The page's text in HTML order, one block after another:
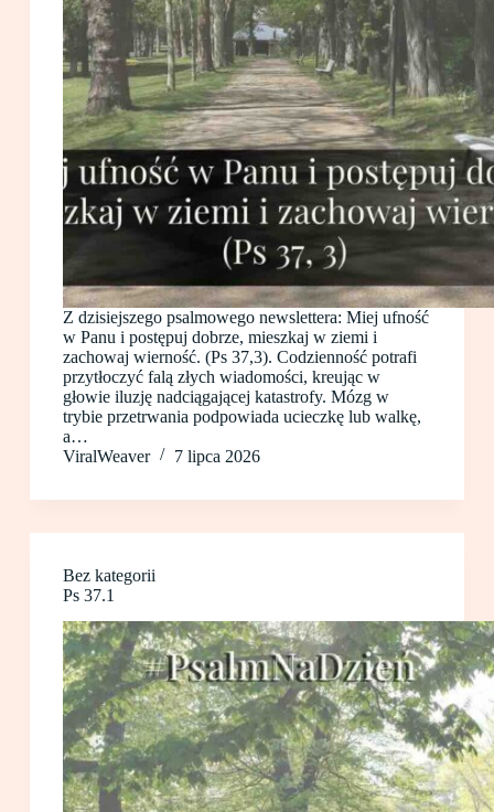
Z dzisiejszego psalmowego newslettera: Miej ufność
w Panu i postępuj dobrze, mieszkaj w ziemi i
zachowaj wierność. (Ps 37,3). Codzienność potrafi
przytłoczyć falą złych wiadomości, kreując w
głowie iluzję nadciągającej katastrofy. Mózg w
trybie przetrwania podpowiada ucieczkę lub walkę,
a…
ViralWeaver
7 lipca 2026
Bez kategorii
Ps 37.1